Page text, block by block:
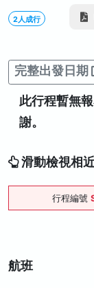
2人成行
完整出發日期
此行程暫無
謝。
滑動檢視相
行程編號
航班